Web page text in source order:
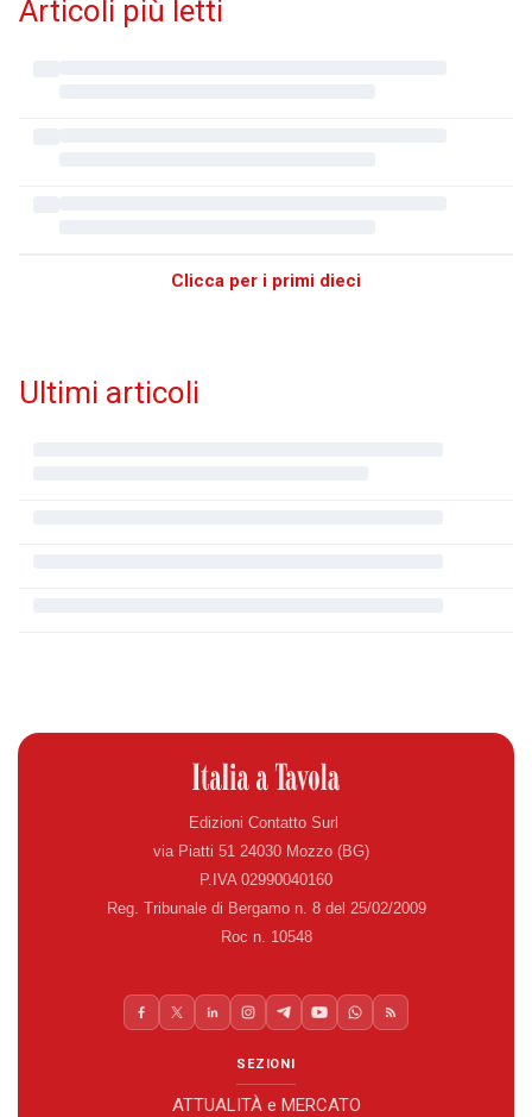
Articoli più letti
Clicca per i primi dieci
Ultimi articoli
Edizioni Contatto Surl
via Piatti 51 24030 Mozzo (BG)
P.IVA 02990040160
Reg. Tribunale di Bergamo n. 8 del 25/02/2009
Roc n. 10548
SEZIONI
ATTUALITÀ e MERCATO